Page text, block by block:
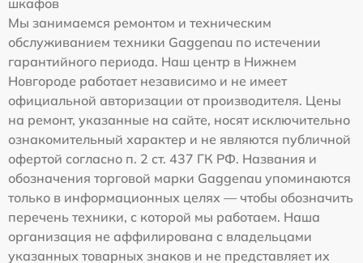
шкафов
Мы занимаемся ремонтом и техническим
обслуживанием техники Gaggenau по истечении
гарантийного периода. Наш центр в Нижнем
Новгороде работает независимо и не имеет
официальной авторизации от производителя. Цены
на ремонт, указанные на сайте, носят исключительно
ознакомительный характер и не являются публичной
офертой согласно п. 2 ст. 437 ГК РФ. Названия и
обозначения торговой марки Gaggenau упоминаются
только в информационных целях — чтобы обозначить
перечень техники, с которой мы работаем. Наша
организация не аффилирована с владельцами
указанных товарных знаков и не представляет их